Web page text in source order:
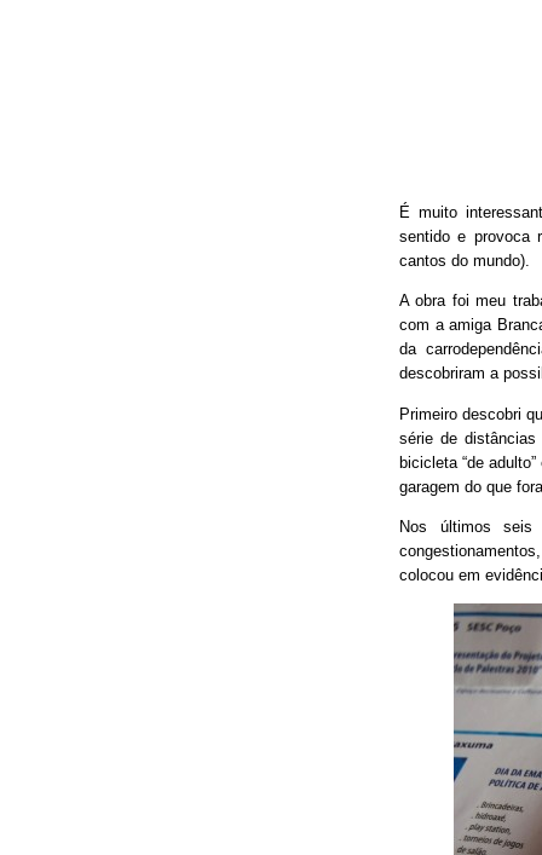
É muito
sentido e provoca
cantos do mundo).
A obra foi meu
com a amiga
da
descobriram a
Primeiro descobri
série de distâncias
bicicleta “de
garagem do que
Nos últimos seis
colocou em